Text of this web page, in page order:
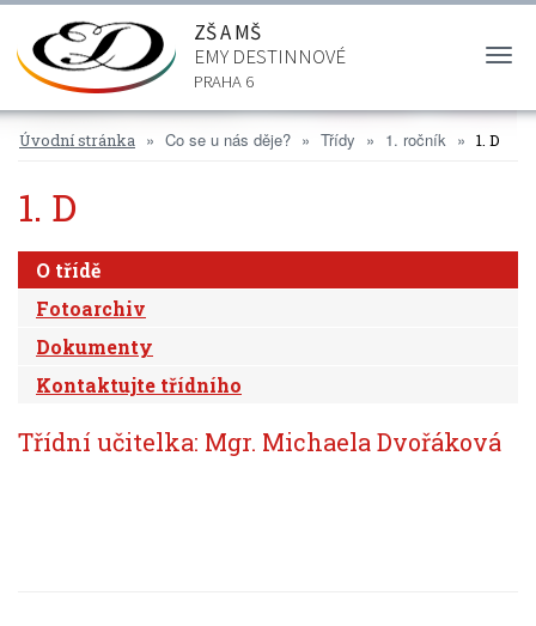
ZŠ A MŠ
EMY DESTINNOVÉ
PRAHA 6
Úvodní stránka Co se u nás děje? Třídy 1. ročník 1. D
1. D
O třídě
Fotoarchiv
Dokumenty
Kontaktujte třídního
Třídní učitelka: Mgr. Michaela Dvořáková